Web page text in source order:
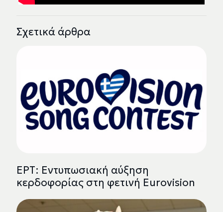
Σχετικά άρθρα
ΕΡΤ: Εντυπωσιακή αύξηση
κερδοφορίας στη φετινή Eurovision